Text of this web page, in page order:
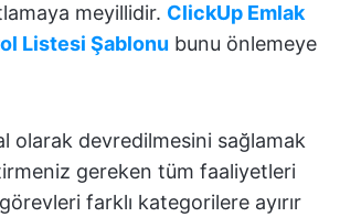
meyillidir. ClickUp Emlak
Listesi Şablonu bunu önlemeye
olarak devredilmesini sağlamak
gereken tüm faaliyetleri
farklı kategorilere ayırır